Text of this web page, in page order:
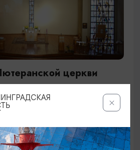
церкви
19:00
лютеранская церковь